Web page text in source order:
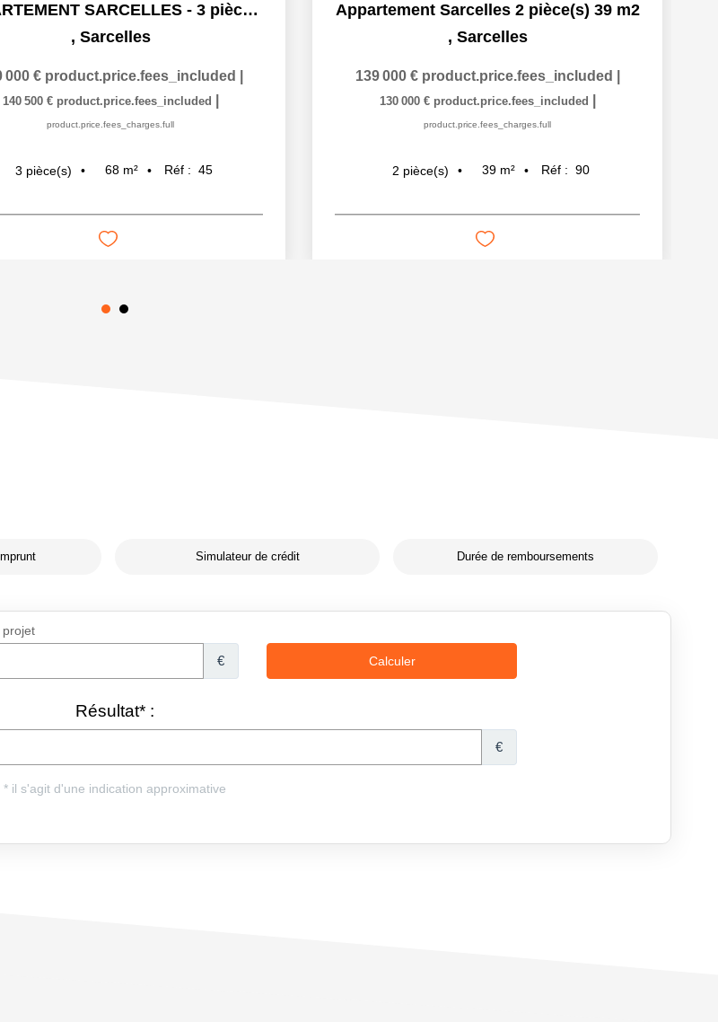
APPARTEMENT SARCELLES - 3 pièce(s) - 67.13 m2
, Sarcelles
000 € product.price.fees_included
140 500 € product.price.fees_included
product.price.fees_charges.full
3 pièce(s) 68 m² Réf : 45
Appartement Sarcelles 2 pièce(s) 39 m2
, Sarcelles
139 000 € product.price.fees_included
130 000 € product.price.fees_included
product.price.fees_charges.full
2 pièce(s) 39 m² Réf : 90
Simulateur de crédit Durée de remboursements